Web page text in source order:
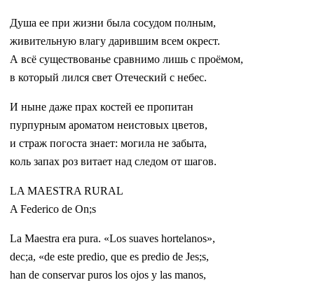
Душа ее при жизни была сосудом полным,
живительную влагу дарившим всем окрест.
А всё существованье сравнимо лишь с проёмом,
в который лился свет Отеческий с небес.
И ныне даже прах костей ее пропитан
пурпурным ароматом неистовых цветов,
и страж погоста знает: могила не забыта,
коль запах роз витает над следом от шагов.
LA MAESTRA RURAL
A Federico de On;s
La Maestra era pura. «Los suaves hortelanos»,
dec;a, «de este predio, que es predio de Jes;s,
han de conservar puros los ojos y las manos,